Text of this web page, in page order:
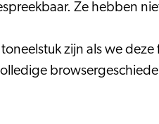
Ze hebben
zijn als we